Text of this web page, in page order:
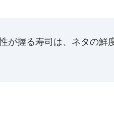
が握る寿司は、ネタの鮮